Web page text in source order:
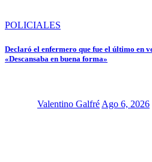
POLICIALES
Declaró el enfermero que fue el último en
«Descansaba en buena forma»
Valentino Galfré Ago 6, 2026